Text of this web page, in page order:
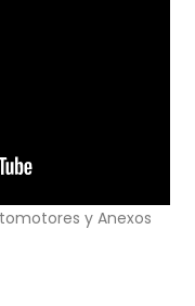
y Anexos